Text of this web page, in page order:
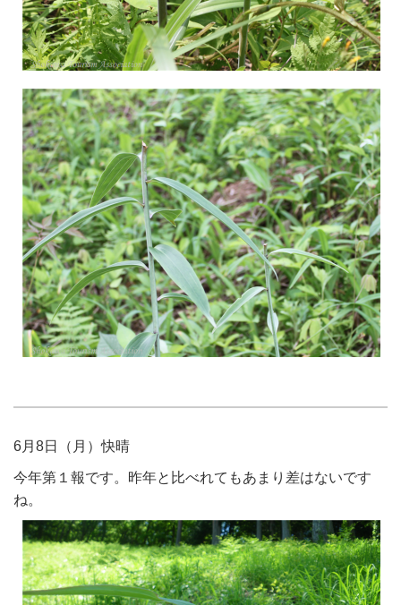
6月8日（月）快晴
今年第１報です。昨年と比べれてもあまり差はないです
ね。